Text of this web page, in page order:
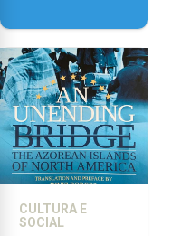
contar com
novos
instrumentos
CULTURA E
SOCIAL